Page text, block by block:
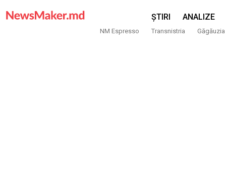
ȘTIRI ANALIZE
NM Espresso Transnistria Găgăuzia